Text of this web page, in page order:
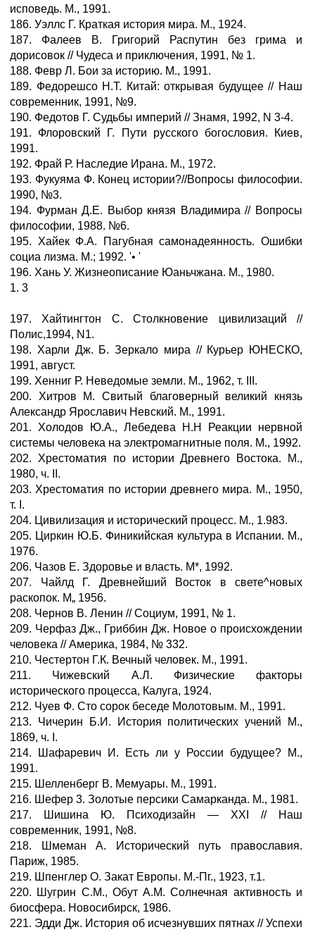
исповедь. М., 1991.
186. Уэллс Г. Краткая история мира. М., 1924.
187. Фалеев В. Григорий Распутин без грима и
дорисовок // Чудеса и приключения, 1991, № 1.
188. Февр Л. Бои за историю. М., 1991.
189. Федорешсо Н.Т. Китай: открывая будущее // Наш
современник, 1991, №9.
190. Федотов Г. Судьбы империй // Знамя, 1992, N 3-4.
191. Флоровский Г. Пути русского богословия. Киев,
1991.
192. Фрай Р. Наследие Ирана. М., 1972.
193. Фукуяма Ф. Конец истории?//Вопросы философии.
1990, №3.
194. Фурман Д.Е. Выбор князя Владимира // Вопросы
философии, 1988. №6.
195. Хайек Ф.А. Пагубная самонадеянность. Ошибки
социа лизма. М.; 1992. '• '
196. Хань У. Жизнеописание Юаньчжана. М., 1980.
1. 3
197. Хайтингтон С. Столкновение цивилизаций //
Полис,1994, N1.
198. Харли Дж. Б. Зеркало мира // Курьер ЮНЕСКО,
1991, август.
199. Хенниг Р. Неведомые земли. М., 1962, т. III.
200. Хитров М. Свитый благоверный великий князь
Александр Ярославич Невский. М., 1991.
201. Холодов Ю.А., Лебедева Н.Н Реакции нервной
системы человека на электромагнитные поля. М., 1992.
202. Хрестоматия по истории Древнего Востока. М.,
1980, ч. II.
203. Хрестоматия по истории древнего мира. М., 1950,
т. I.
204. Цивилизация и исторический процесс. М., 1.983.
205. Циркин Ю.Б. Финикийская культура в Испании. М.,
1976.
206. Чазов Е. Здоровье и власть. М*, 1992.
207. Чайлд Г. Древнейший Восток в свете^новых
раскопок. М„ 1956.
208. Чернов В. Ленин // Социум, 1991, № 1.
209. Черфаз Дж., Гриббин Дж. Новое о происхождении
человека // Америка, 1984, № 332.
210. Честертон Г.К. Вечный человек. М., 1991.
211. Чижевский А.Л. Физические факторы
исторического процесса, Калуга, 1924.
212. Чуев Ф. Сто сорок беседе Молотовым. М., 1991.
213. Чичерин Б.И. История политических учений М.,
1869, ч. I.
214. Шафаревич И. Есть ли у России будущее? М.,
1991.
215. Шелленберг В. Мемуары. М., 1991.
216. Шефер 3. Золотые персики Самарканда. М., 1981.
217. Шишина Ю. Психодизайн — XXI // Наш
современник, 1991, №8.
218. Шмеман А. Исторический путь православия.
Париж, 1985.
219. Шпенглер О. Закат Европы. М.-Пг., 1923, т.1.
220. Шугрин С.М., Обут А.М. Солнечная активность и
биосфера. Новосибирск, 1986.
221. Эдди Дж. История об исчезнувших пятнах // Успехи